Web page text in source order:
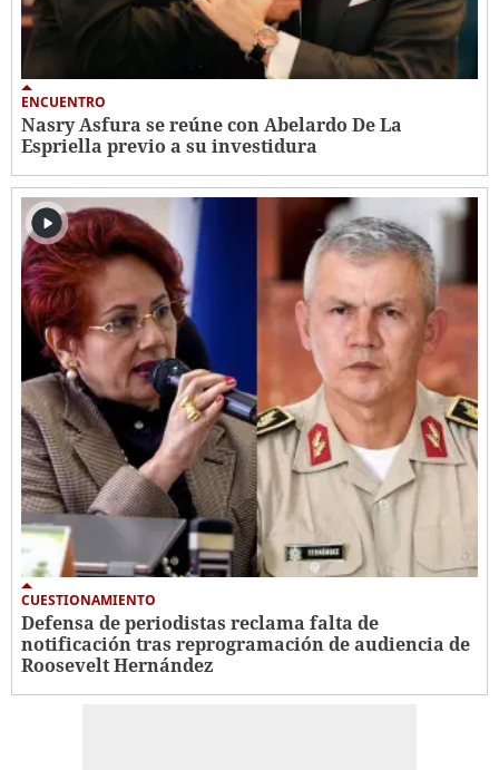
ENCUENTRO
Nasry Asfura se reúne con Abelardo De La
Espriella previo a su investidura
CUESTIONAMIENTO
Defensa de periodistas reclama falta de
notificación tras reprogramación de audiencia de
Roosevelt Hernández